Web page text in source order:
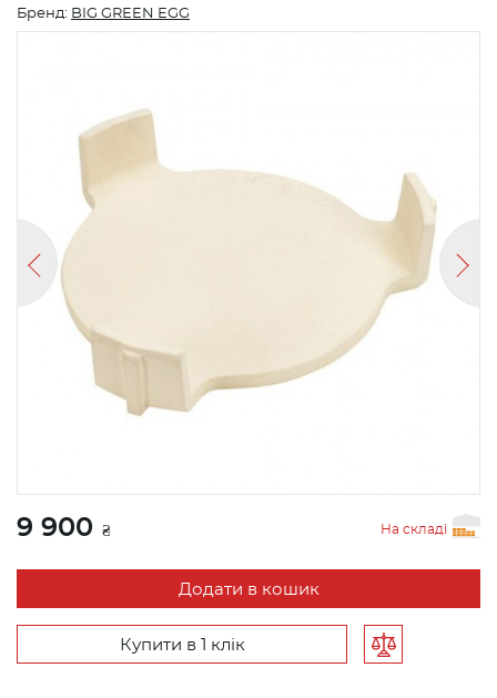
Бренд: BIG GREEN EGG
9 900 ₴ На складі
Додати в кошик
Купити в 1 клік